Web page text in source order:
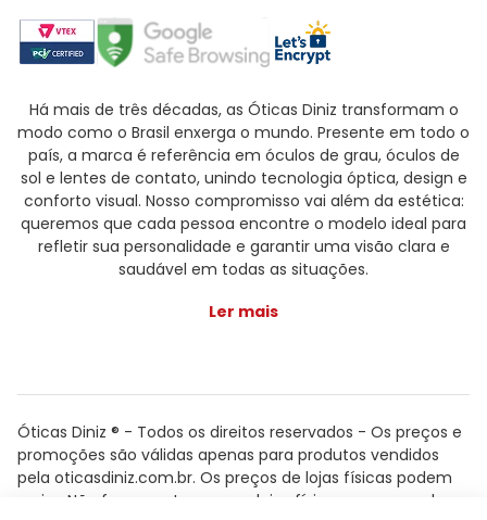
Há mais de três décadas, as Óticas Diniz transformam o
modo como o Brasil enxerga o mundo. Presente em todo o
país, a marca é referência em óculos de grau, óculos de
sol e lentes de contato, unindo tecnologia óptica, design e
conforto visual. Nosso compromisso vai além da estética:
queremos que cada pessoa encontre o modelo ideal para
refletir sua personalidade e garantir uma visão clara e
saudável em todas as situações.
Ler mais
Óticas Diniz ® - Todos os direitos reservados - Os preços e
promoções são válidas apenas para produtos vendidos
pela oticasdiniz.com.br. Os preços de lojas físicas podem
variar. Não fazemos trocas em lojas físicas, apenas pelo